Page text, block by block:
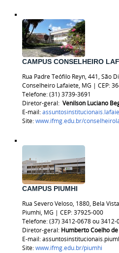
CAMPUS CONSELHEIRO
Rua Padre Teófilo Reyn, 441, São
Conselheiro Lafaiete, MG | CEP:
Telefone:(31) 3739-3691
Diretor-geral: Venilson Luciano
E-mail:
Site:www.ifmg.edu.br/
CAMPUS PIUMHI
Rua Severo Veloso, 1880, Bela Vista
Piumhi, MG | CEP: 37925-000
Telefone: (37) 3412-0678 ou 3412-
Diretor-geral: Humberto Coelho
E-mail:
Site:www.ifmg.edu.br/piumhi